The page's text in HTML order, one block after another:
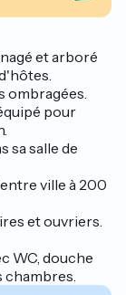
et arboré
ombragées.
pour
sa salle de
ville à 200
et ouvriers.
WC, douche
chambres.